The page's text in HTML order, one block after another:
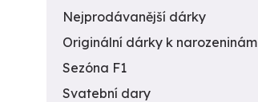
Nejprodávanější dárky
Originální dárky k narozeninám
Sezóna F1
Svatební dary